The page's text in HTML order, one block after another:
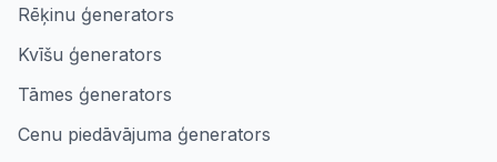
Rēķinu ģenerators
Kvīšu ģenerators
Tāmes ģenerators
Cenu piedāvājuma ģenerators